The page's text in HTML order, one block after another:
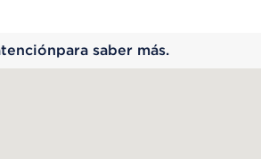
saber más.